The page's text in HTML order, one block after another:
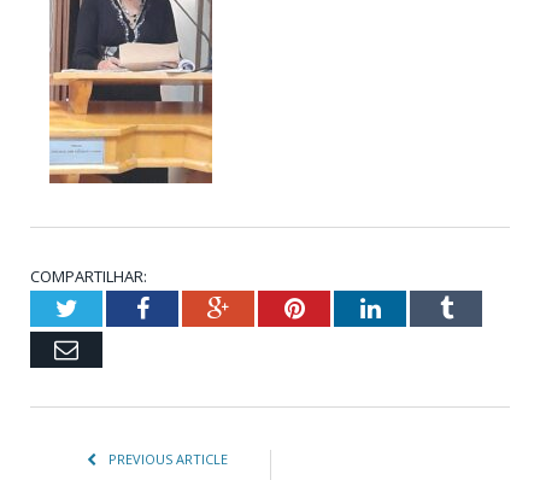
COMPARTILHAR:
TwitterFacebookGoogle+PinterestLinkedInTumblr
Email
PREVIOUS ARTICLE